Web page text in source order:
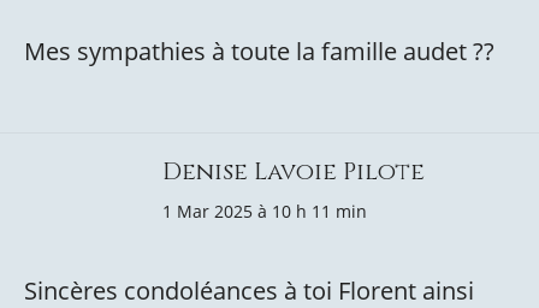
Mes sympathies à toute la famille audet ??
Denise Lavoie Pilote
1 Mar 2025 à 10 h 11 min
Sincères condoléances à toi Florent ainsi